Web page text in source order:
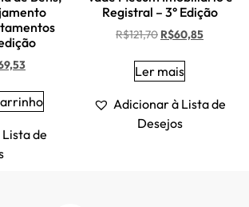
de
Registral – 3° Edição
R$121,70 R$60,85
Ler mais
Adicionar à Lista de
Desejos